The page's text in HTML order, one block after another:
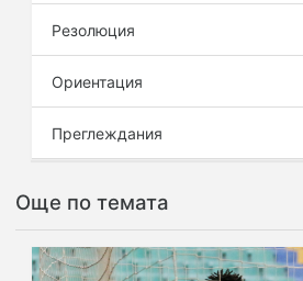
Резолюция
Ориентация
Преглеждания
Още по темата